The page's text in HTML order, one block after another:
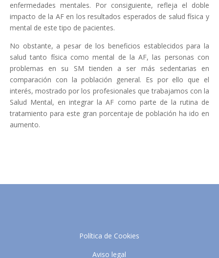
enfermedades mentales. Por consiguiente, refleja el doble
impacto de la AF en los resultados esperados de salud física y
mental de este tipo de pacientes.
No obstante, a pesar de los beneficios establecidos para la
salud tanto física como mental de la AF, las personas con
problemas en su SM tienden a ser más sedentarias en
comparación con la población general. Es por ello que el
interés, mostrado por los profesionales que trabajamos con la
Salud Mental, en integrar la AF como parte de la rutina de
tratamiento para este gran porcentaje de población ha ido en
aumento.
Política de Cookies
Aviso legal